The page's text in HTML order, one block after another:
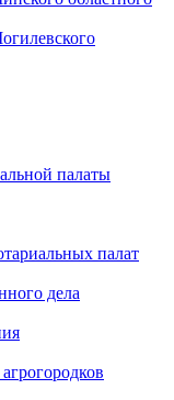
палаты
палат
дела